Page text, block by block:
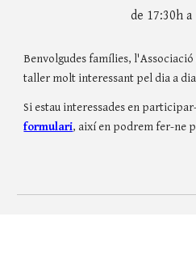
de 17:30h a
Benvolgudes famílies,
taller molt interessant pel dia a dia
Si estau interessades en
formulari, així en podrem fer-ne